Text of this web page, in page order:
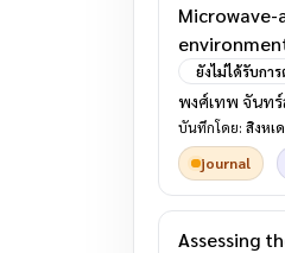
ยังไม่ได้รับกา
พงศ์เทพ จันทร์
บันทึกโดย: สิงหเ
journal
Assessing